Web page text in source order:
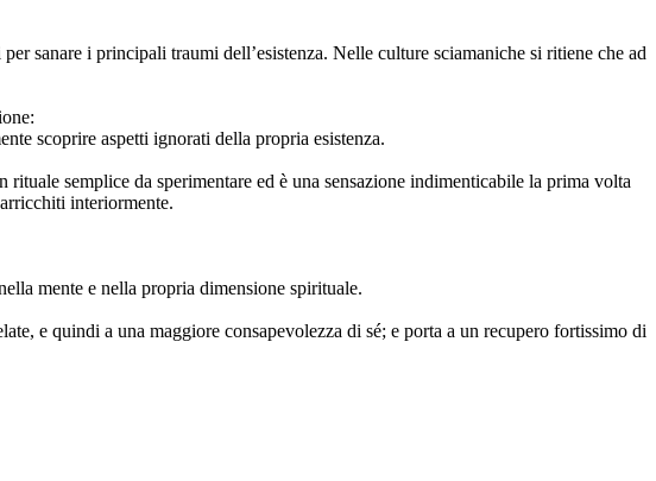
sanare i principali traumi dell’esistenza. Nelle culture sciamaniche si ritiene che ad
scoprire aspetti ignorati della propria esistenza.
semplice da sperimentare ed è una sensazione indimenticabile la prima volta
interiormente.
mente e nella propria dimensione spirituale.
e quindi a una maggiore consapevolezza di sé; e porta a un recupero fortissimo di